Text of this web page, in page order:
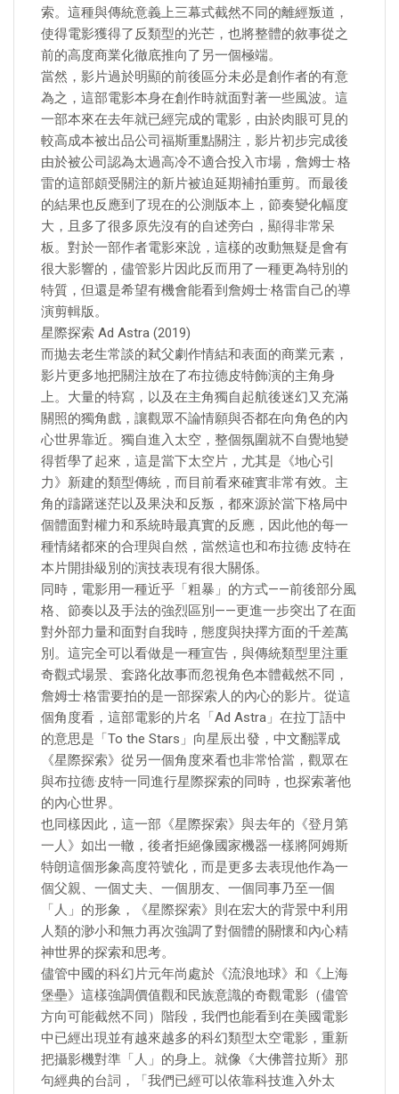
索。這種與傳統意義上三幕式截然不同的離經叛道，
使得電影獲得了反類型的光芒，也將整體的敘事從之
前的高度商業化徹底推向了另一個極端。
當然，影片過於明顯的前後區分未必是創作者的有意
為之，這部電影本身在創作時就面對著一些風波。這
一部本來在去年就已經完成的電影，由於肉眼可見的
較高成本被出品公司福斯重點關注，影片初步完成後
由於被公司認為太過高冷不適合投入市場，詹姆士·格
雷的這部頗受關注的新片被迫延期補拍重剪。而最後
的結果也反應到了現在的公測版本上，節奏變化幅度
大，且多了很多原先沒有的自述旁白，顯得非常呆
板。對於一部作者電影來說，這樣的改動無疑是會有
很大影響的，儘管影片因此反而用了一種更為特別的
特質，但還是希望有機會能看到詹姆士·格雷自己的導
演剪輯版。
星際探索 Ad Astra (2019)
而拋去老生常談的弒父劇作情結和表面的商業元素，
影片更多地把關注放在了布拉德皮特飾演的主角身
上。大量的特寫，以及在主角獨自起航後迷幻又充滿
關照的獨角戲，讓觀眾不論情願與否都在向角色的內
心世界靠近。獨自進入太空，整個氛圍就不自覺地變
得哲學了起來，這是當下太空片，尤其是《地心引
力》新建的類型傳統，而目前看來確實非常有效。主
角的躊躇迷茫以及果決和反叛，都來源於當下格局中
個體面對權力和系統時最真實的反應，因此他的每一
種情緒都來的合理與自然，當然這也和布拉德·皮特在
本片開掛級別的演技表現有很大關係。
同時，電影用一種近乎「粗暴」的方式——前後部分風
格、節奏以及手法的強烈區別——更進一步突出了在面
對外部力量和面對自我時，態度與抉擇方面的千差萬
別。這完全可以看做是一種宣告，與傳統類型里注重
奇觀式場景、套路化故事而忽視角色本體截然不同，
詹姆士·格雷要拍的是一部探索人的內心的影片。從這
個角度看，這部電影的片名「Ad Astra」在拉丁語中
的意思是「To the Stars」向星辰出發，中文翻譯成
《星際探索》從另一個角度來看也非常恰當，觀眾在
與布拉德·皮特一同進行星際探索的同時，也探索著他
的內心世界。
也同樣因此，這一部《星際探索》與去年的《登月第
一人》如出一轍，後者拒絕像國家機器一樣將阿姆斯
特朗這個形象高度符號化，而是更多去表現他作為一
個父親、一個丈夫、一個朋友、一個同事乃至一個
「人」的形象，《星際探索》則在宏大的背景中利用
人類的渺小和無力再次強調了對個體的關懷和內心精
神世界的探索和思考。
儘管中國的科幻片元年尚處於《流浪地球》和《上海
堡壘》這樣強調價值觀和民族意識的奇觀電影（儘管
方向可能截然不同）階段，我們也能看到在美國電影
中已經出現並有越來越多的科幻類型太空電影，重新
把攝影機對準「人」的身上。就像《大佛普拉斯》那
句經典的台詞，「我們已經可以依靠科技進入外太